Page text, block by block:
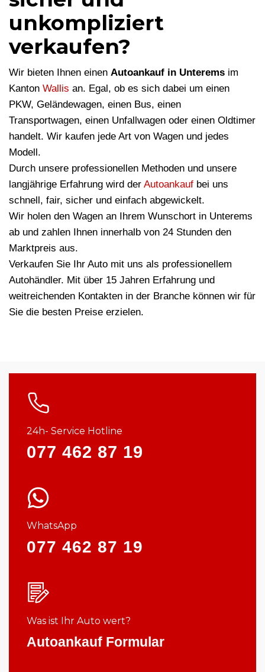
unkompliziert
verkaufen?
Wir bieten Ihnen einen Autoankauf in Unterems im
Kanton Wallis an. Egal, ob es sich dabei um einen
PKW, Geländewagen, einen Bus, einen
Transportwagen, einen Unfallwagen oder einen Oldtimer
handelt. Wir kaufen jede Art von Wagen und jedes
Modell.
Durch unsere professionellen Methoden und unsere
langjährige Erfahrung wird der Autoankauf bei uns
schnell, fair, sicher und einfach abgewickelt.
Wir holen den Wagen an Ihrem Wunschort in Unterems
ab und zahlen Ihnen innerhalb von 24 Stunden den
Marktpreis aus.
Verkaufen Sie Ihr Auto mit uns als professionellem
Autohändler. Mit über 15 Jahren Erfahrung und
weitreichenden Kontakten in der Branche können wir für
Sie die besten Preise erzielen.
24h- Service Hotline
077 462 87 19
WhatsApp
077 462 87 19
Was ist Ihr Auto wert?
Autoankauf Formular